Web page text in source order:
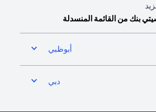
opens
بنك من القائمة المنسدلة
أبوظبي
دبي